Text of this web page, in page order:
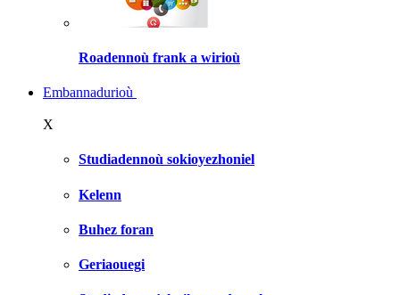
Roadennoù frank a wirioù
Embannadurioù
X
Studiadennoù sokioyezhoniel
Kelenn
Buhez foran
Geriaouegi